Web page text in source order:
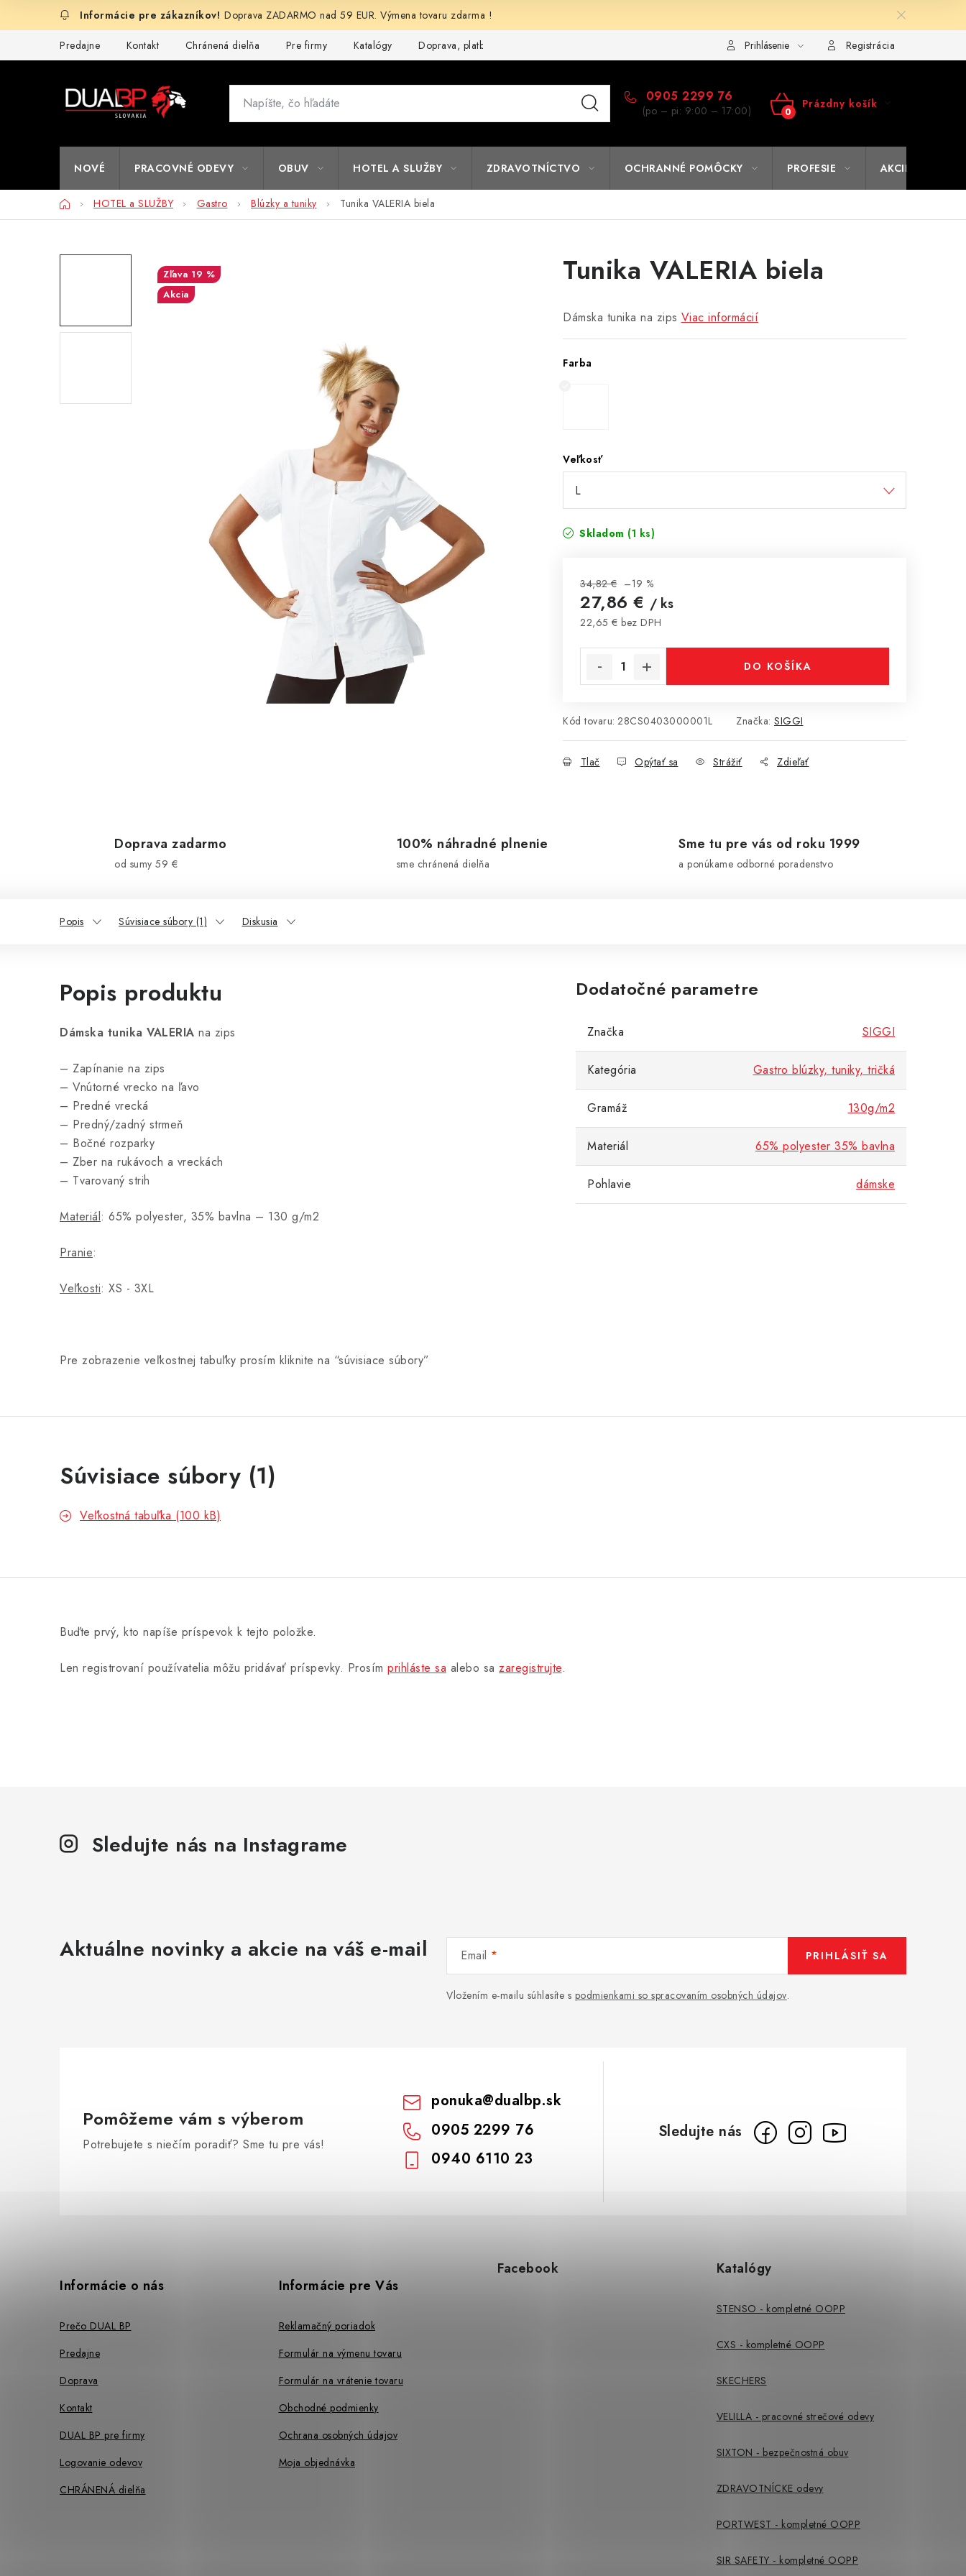
Doprava ZADARMO nad 59 EUR. Výmena tovaru zdarma !
Predajne Kontakt Chránená dielňa Pre firmy Katalógy Doprava, platba a zľavy Formulár na výmenu tovaru Kto sme Reklamačný poriadok
Prihlásenie Registrácia
0905 2299 76
(po – pi: 9:00 – 17:00)
NÁKUPNÝ
Prázdny košík
NOVÉ PRACOVNÉ ODEVY OBUV HOTEL A SLUŽBY ZDRAVOTNÍCTVO OCHRANNÉ POMÔCKY PROFESIE AKCIE
DomovHOTEL a SLUŽBY Gastro Blúzky a tuniky Tunika VALERIA biela
Tunika VALERIA biela
Dámska tunika na zips Viac informácií
Farba
Veľkosť
Skladom (1 ks)
34,82 € –19 %
27,86 € / ks
22,65 € bez DPH
DO KOŠÍKA
Kód tovaru: 28CS0403000001L Značka: SIGGI
Tlač Opýtať sa Strážiť Zdieľať
19 %
Akcia
Doprava zadarmo
od sumy 59 €
100% náhradné plnenie
sme chránená dielňa
Sme tu pre vás od roku 1999
a ponúkame odborné poradenstvo
Popis Súvisiace súbory (1) Diskusia
Popis produktu
Dámska tunika VALERIA na zips
– Zapínanie na zips
– Vnútorné vrecko na ľavo
– Predné vrecká
– Predný/zadný strmeň
– Bočné rozparky
– Zber na rukávoch a vreckách
– Tvarovaný strih
Materiál: 65% polyester, 35% bavlna – 130 g/m2
Pranie:
Veľkosti: XS - 3XL
Pre zobrazenie veľkostnej tabuľky prosím kliknite na “súvisiace súbory”
Dodatočné parametre
Značka SIGGI
Kategória Gastro blúzky, tuniky, tričká
Gramáž 130g/m2
Materiál 65% polyester 35% bavlna
Pohlavie dámske
Súvisiace súbory (1)
Veľkostná tabuľka (100 kB)
Buďte prvý, kto napíše príspevok k tejto položke.
Len registrovaní používatelia môžu pridávať príspevky. Prosím prihláste sa alebo sa zaregistrujte.
Sledujte nás na Instagrame
Aktuálne novinky a akcie na váš e-mail Email
Vložením e-mailu súhlasíte s podmienkami so spracovaním osobných údajov.
PRIHLÁSIŤ SA
Pomôžeme vám s výberom
Potrebujete s niečím poradiť? Sme tu pre vás!
ponuka@dualbp.sk
0905 2299 76
0940 6110 23
Informácie o nás
Prečo DUAL BP
Predajne
Doprava
Kontakt
DUAL BP pre firmy
Logovanie odevov
CHRÁNENÁ dielňa
Informácie pre Vás
Reklamačný poriadok
Formulár na výmenu tovaru
Formulár na vrátenie tovaru
Obchodné podmienky
Ochrana osobných údajov
Moja objednávka
Facebook Katalógy
STENSO - kompletné OOPP
CXS - kompletné OOPP
SKECHERS
VELILLA - pracovné strečové odevy
SIXTON - bezpečnostná obuv
ZDRAVOTNÍCKE odevy
PORTWEST - kompletné OOPP
SIR SAFETY - kompletné OOPP